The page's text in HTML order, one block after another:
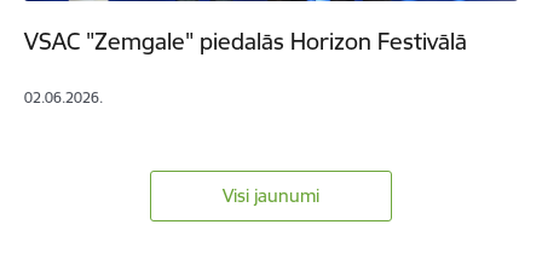
VSAC "Zemgale" piedalās Horizon Festivālā
02.06.2026.
Visi jaunumi